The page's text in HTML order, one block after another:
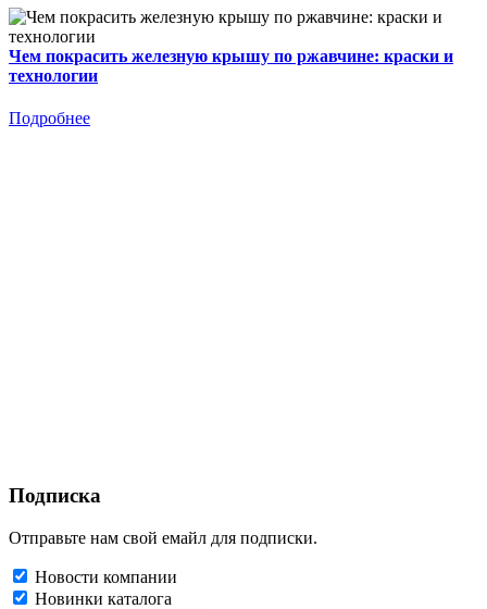
Чем покрасить железную крышу по ржавчине: краски и
технологии
Подробнее
Подписка
Отправьте нам свой емайл для подписки.
Новости компании
Новинки каталога